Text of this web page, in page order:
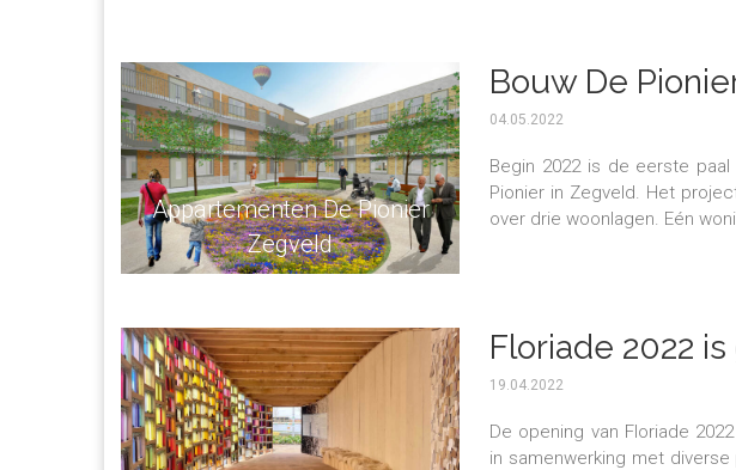
Appartementen De Pionier
Zegveld
Bouw De
04.05.2022
Begin 2022 is de eerste
Pionier in Zegveld. Het
over drie woonlagen. Eén
Floriade 2022
19.04.2022
De opening van Floriade
in samenwerking met